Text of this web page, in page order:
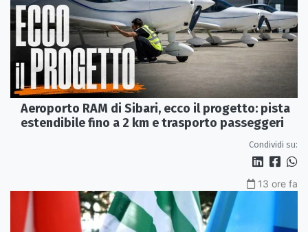
Aeroporto RAM di Sibari, ecco il progetto: pista
estendibile fino a 2 km e trasporto passeggeri
Condividi su:
13 ore fa